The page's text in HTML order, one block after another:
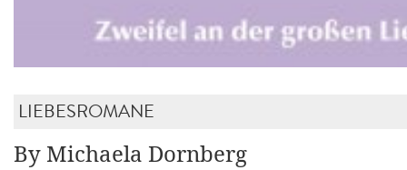
LIEBESROMANE
By Michaela Dornberg